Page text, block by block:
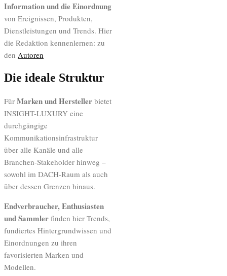
Information und die Einordnung
von Ereignissen, Produkten,
Dienstleistungen und Trends. Hier
die Redaktion kennenlernen: zu
den Autoren
Die ideale Struktur
Für Marken und Hersteller bietet
INSIGHT-LUXURY eine
durchgängige
Kommunikationsinfrastruktur
über alle Kanäle und alle
Branchen-Stakeholder hinweg –
sowohl im DACH-Raum als auch
über dessen Grenzen hinaus.
Endverbraucher, Enthusiasten
und Sammler finden hier Trends,
fundiertes Hintergrundwissen und
Einordnungen zu ihren
favorisierten Marken und
Modellen.